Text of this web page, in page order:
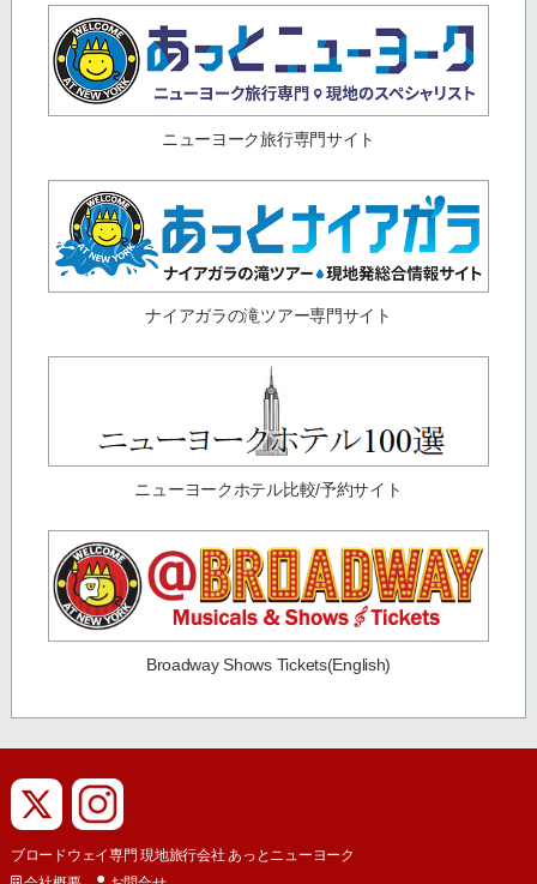
ニューヨーク旅行専門サイト
ナイアガラの滝ツアー専門サイト
ニューヨークホテル比較/予約サイト
Broadway Shows Tickets(English)
ブロードウェイ専門 現地旅行会社 あっとニューヨーク